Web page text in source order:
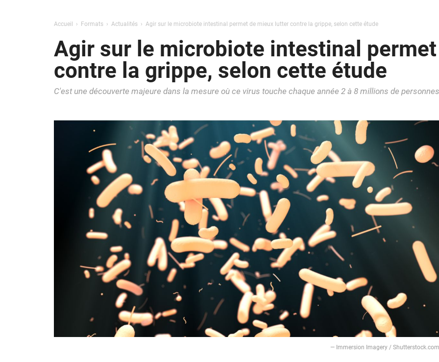
Accueil Formats Actualités Agir sur le microbiote intestinal permet de mieux lutter contre la grippe, selon cette étude
Agir sur le microbiote intestinal
contre la grippe, selon cette étude
C'est une découverte majeure dans la mesure où ce virus touche chaque année 2 à 8 millions de
— Immersion Imagery / Shutterstock.com